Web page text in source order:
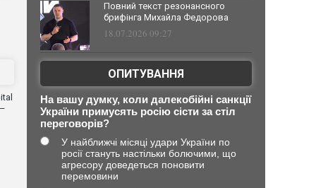
Повний текст резонансного
брифінга Михайла Федорова
18.07.2026 09:27
ОПИТУВАННЯ
На вашу думку, коли далекобійні санкції
України примусять росію сісти за стіл
переговорів?
У найближчі місяці удари України по
росії стануть настільки болючими, що
агресору доведеться поновити
перемовини